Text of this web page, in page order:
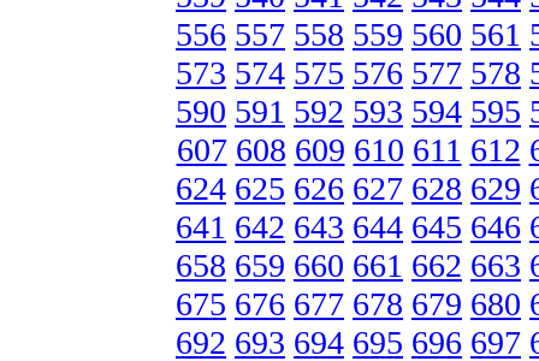
556 557 558 559 560 561
573 574 575 576 577 578
590 591 592 593 594 595
607 608 609 610 611 612
624 625 626 627 628 629
641 642 643 644 645 646
658 659 660 661 662 663
675 676 677 678 679 680
692 693 694 695 696 697